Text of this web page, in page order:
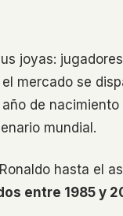
joyas:
mercado se
de
mundial.
hasta el
entre 1985 y